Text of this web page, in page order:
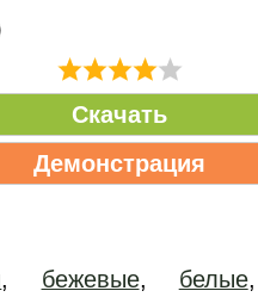
Скачать
Демонстрация
, бежевые, белые